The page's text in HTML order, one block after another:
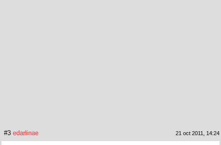
#3 edarlinae 21 oct 2011, 14:24